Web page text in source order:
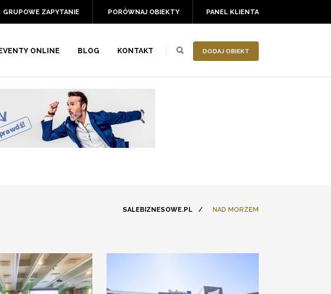
PANEL KLIENTA
PORÓWNAJ OBIEKTY
GRUPOWE ZAPYTANIE
DODAJ OBIEKT
EVENTY ONLINE BLOG KONTAKT
SALEBIZNESOWE.PL / NAD MORZEM